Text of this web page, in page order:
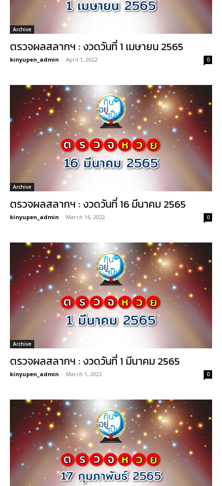
Archive
ตรวจผลสลากฯ : งวดวันที่ 1 เมษายน 2565
kinyupen_admin - April 1, 2022 0
Archive
ตรวจผลสลากฯ : งวดวันที่ 16 มีนาคม 2565
kinyupen_admin - March 16, 2022 0
Archive
ตรวจผลสลากฯ : งวดวันที่ 1 มีนาคม 2565
kinyupen_admin - March 1, 2022 0